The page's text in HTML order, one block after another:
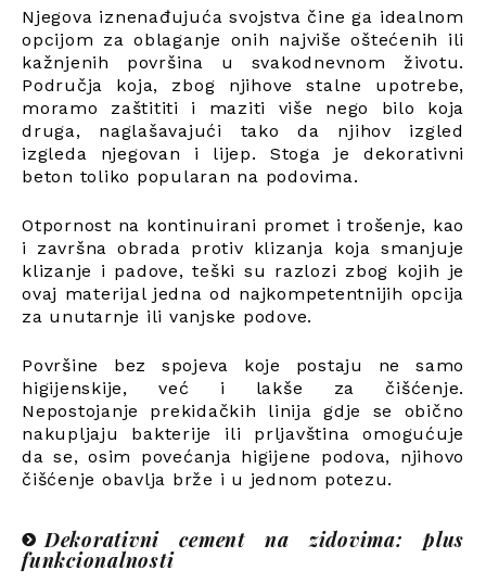
Njegova iznenađujuća svojstva čine ga idealnom
opcijom za oblaganje onih najviše oštećenih ili
kažnjenih površina u svakodnevnom životu.
Područja koja, zbog njihove stalne upotrebe,
moramo zaštititi i maziti više nego bilo koja
druga, naglašavajući tako da njihov izgled
izgleda njegovan i lijep. Stoga je dekorativni
beton toliko popularan na podovima.
Otpornost na kontinuirani promet i trošenje, kao
i završna obrada protiv klizanja koja smanjuje
klizanje i padove, teški su razlozi zbog kojih je
ovaj materijal jedna od najkompetentnijih opcija
za unutarnje ili vanjske podove.
Površine bez spojeva koje postaju ne samo
higijenskije, već i lakše za čišćenje.
Nepostojanje prekidačkih linija gdje se obično
nakupljaju bakterije ili prljavština omogućuje
da se, osim povećanja higijene podova, njihovo
čišćenje obavlja brže i u jednom potezu.
Dekorativni cement na zidovima: plus
funkcionalnosti